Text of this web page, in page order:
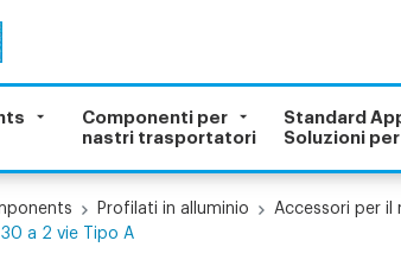
Componenti per
nastri trasportatori
Standard
Soluzioni
Profilati in alluminio Accessori per
30 a 2 vie Tipo A